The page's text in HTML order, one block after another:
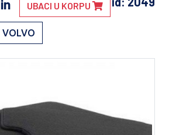
UBACI U KORPU
VOLVO